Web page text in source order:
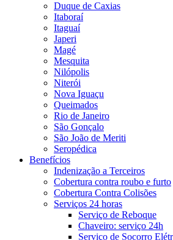
Duque de Caxias
Itaboraí
Itaguaí
Japeri
Magé
Mesquita
Nilópolis
Niterói
Nova Iguaçu
Queimados
Rio de Janeiro
São Gonçalo
São João de Meriti
Seropédica
Benefícios
Indenização a Terceiros
Cobertura contra roubo e furto
Cobertura Contra Colisões
Serviços 24 horas
Serviço de Reboque
Chaveiro: serviço 24h
Serviço de Socorro